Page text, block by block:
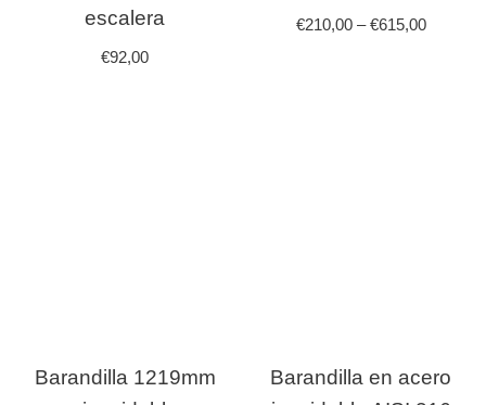
escalera
€92,00
€210,00–€615,00
Barandilla 1219mm
Barandilla en acero